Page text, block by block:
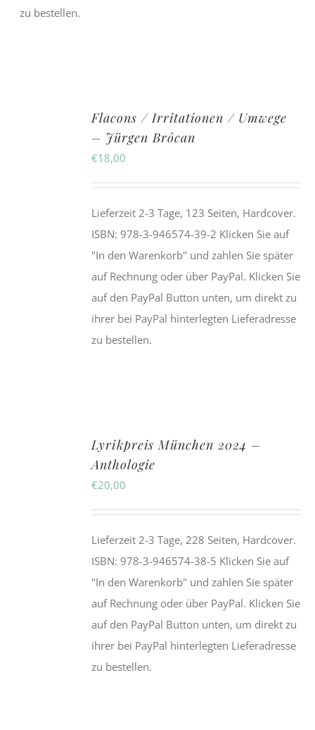
zu bestellen.
Flacons / Irritationen / Umwege
– Jürgen Brôcan
€18,00
Lieferzeit 2-3 Tage, 123 Seiten, Hardcover.
ISBN:978-3-946574-39-2 Klicken Sie auf
"In den Warenkorb" und zahlen Sie später
auf Rechnung oder über PayPal. Klicken Sie
auf den PayPal Button unten, um direkt zu
ihrer bei PayPal hinterlegten Lieferadresse
zu bestellen.
Lyrikpreis München 2024 –
Anthologie
€20,00
Lieferzeit 2-3 Tage, 228 Seiten, Hardcover.
ISBN:978-3-946574-38-5 Klicken Sie auf
"In den Warenkorb" und zahlen Sie später
auf Rechnung oder über PayPal. Klicken Sie
auf den PayPal Button unten, um direkt zu
ihrer bei PayPal hinterlegten Lieferadresse
zu bestellen.